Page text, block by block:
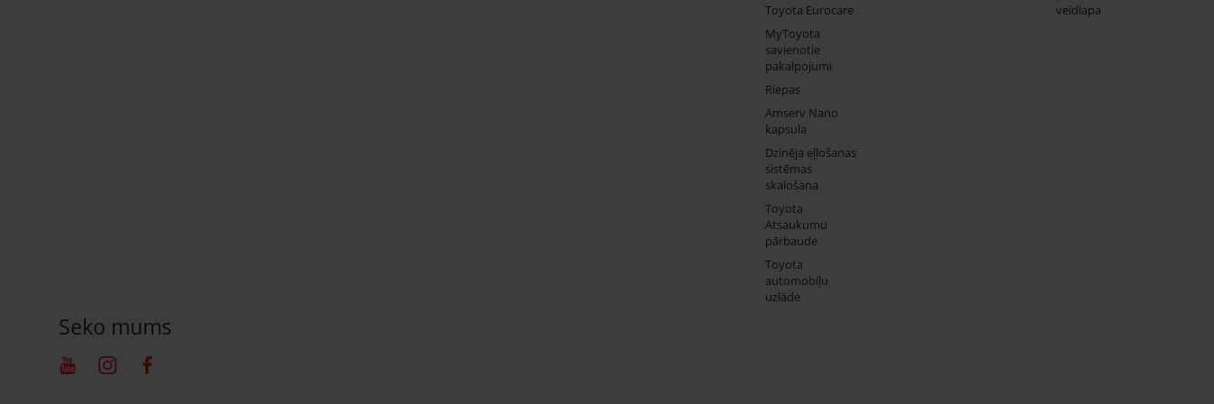
Toyota Eurocare
MyToyota
savienotie
pakalpojumi
Riepas
Amserv Nano
kapsula
Dzinēja eļļošanas
sistēmas
skalošana
Toyota
Atsaukumu
pārbaude
Toyota
automobiļu
uzlāde
veidlapa
Seko mums
YoutubeInstagram